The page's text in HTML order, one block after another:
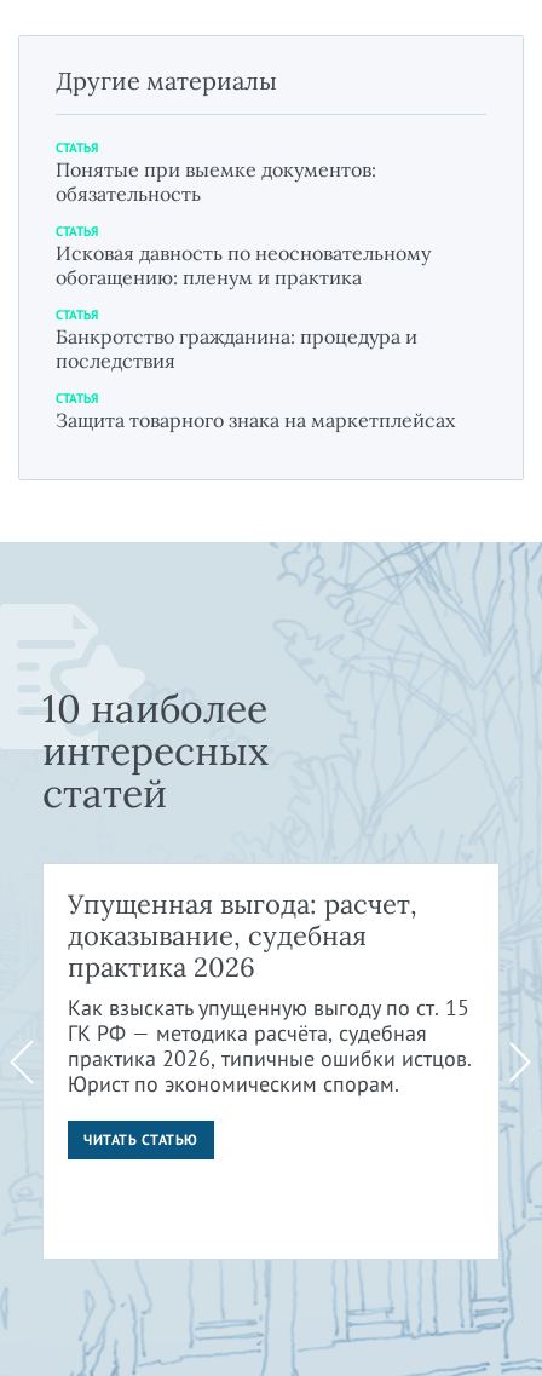
Другие материалы
СТАТЬЯ
Понятые при выемке документов:
обязательность
СТАТЬЯ
Исковая давность по неосновательному
обогащению: пленум и практика
СТАТЬЯ
Банкротство гражданина: процедура и
последствия
СТАТЬЯ
Защита товарного знака на маркетплейсах
10 наиболее
интересных
статей
Упущенная выгода: расчет,
доказывание, судебная
практика 2026
Как взыскать упущенную выгоду по ст. 15
ГК РФ — методика расчёта, судебная
практика 2026, типичные ошибки истцов.
Юрист по экономическим спорам.
ЧИТАТЬ СТАТЬЮ